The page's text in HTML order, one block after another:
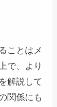
ことはメ
で、より
解説して
関係にも